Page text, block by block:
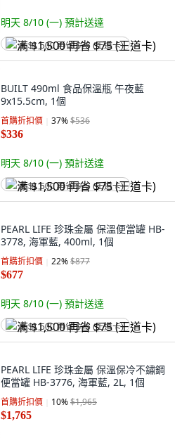
明天 8/10 (一) 預計送達
满 $1,500 再省 $75 (王道卡)
BUILT 490ml 食品保溫瓶 午夜藍
9x15.5cm, 1個
首購折扣價 37%$536
$336
明天 8/10 (一) 預計送達
满 $1,500 再省 $75 (王道卡)
PEARL LIFE 珍珠金屬 保溫便當罐 HB-
3778, 海軍藍, 400ml, 1個
首購折扣價 22%$877
$677
明天 8/10 (一) 預計送達
满 $1,500 再省 $75 (王道卡)
PEARL LIFE 珍珠金屬 保溫保冷不鏽鋼
便當罐 HB-3776, 海軍藍, 2L, 1個
首購折扣價 10%$1,965
$1,765